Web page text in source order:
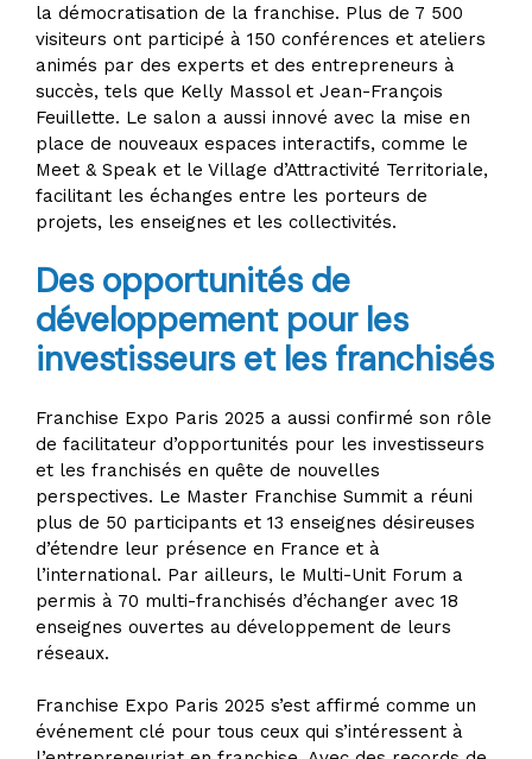
la démocratisation de la franchise. Plus de 7 500
visiteurs ont participé à 150 conférences et ateliers
animés par des experts et des entrepreneurs à
succès, tels que Kelly Massol et Jean-François
Feuillette. Le salon a aussi innové avec la mise en
place de nouveaux espaces interactifs, comme le
Meet & Speak et le Village d’Attractivité Territoriale,
facilitant les échanges entre les porteurs de
projets, les enseignes et les collectivités.
Des opportunités de
développement pour les
investisseurs et les franchisés
Franchise Expo Paris 2025 a aussi confirmé son rôle
de facilitateur d’opportunités pour les investisseurs
et les franchisés en quête de nouvelles
perspectives. Le Master Franchise Summit a réuni
plus de 50 participants et 13 enseignes désireuses
d’étendre leur présence en France et à
l’international. Par ailleurs, le Multi-Unit Forum a
permis à 70 multi-franchisés d’échanger avec 18
enseignes ouvertes au développement de leurs
réseaux.
Franchise Expo Paris 2025 s’est affirmé comme un
événement clé pour tous ceux qui s’intéressent à